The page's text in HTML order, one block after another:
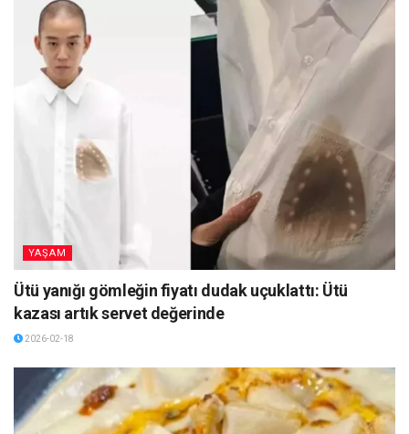
YAŞAM
Ütü yanığı gömleğin fiyatı dudak uçuklattı: Ütü
kazası artık servet değerinde
2026-02-18